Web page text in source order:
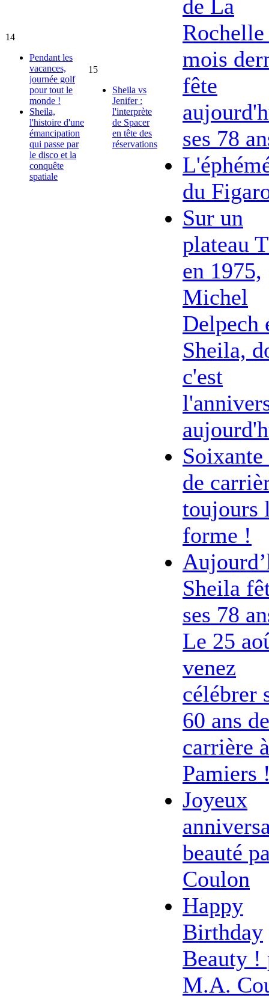
14
Pendant les
vacances,
journée golf
pour tout le
monde !
Sheila,
l'histoire d'une
émancipation
qui passe par
le disco et la
conquête
spatiale
15
Sheila vs
Jenifer :
l'interprète
de Spacer
en tête des
réservations
de La
mois
fête
ses 78
du
Sur un
plateau
en 1975,
Michel
Delpech
Sheila,
c'est
Soixante
de
toujours
forme !
Sheila
ses 78
Le 25
venez
célébrer
60 ans de
carrière à
Pamiers
Joyeux
beauté
Coulon
Happy
Birthday
Beauty !
M.A.